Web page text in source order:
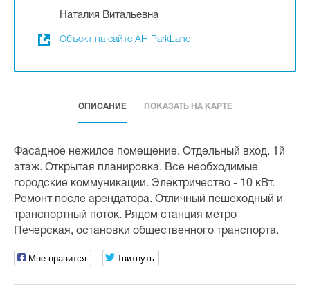
Наталия Витальевна
Объект на сайте АН ParkLane
ОПИСАНИЕ ПОКАЗАТЬ НА КАРТЕ
Фасадное нежилое помещение. Отдельный вход. 1й
этаж. Открытая планировка. Все необходимые
городские коммуникации. Электричество - 10 кВт.
Ремонт после арендатора. Отличный пешеходный и
транспортный поток. Рядом станция метро
Печерская, остановки общественного транспорта.
Мне нравится Твитнуть